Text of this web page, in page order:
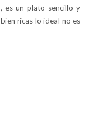
es un plato sencillo y
ricas lo ideal no es